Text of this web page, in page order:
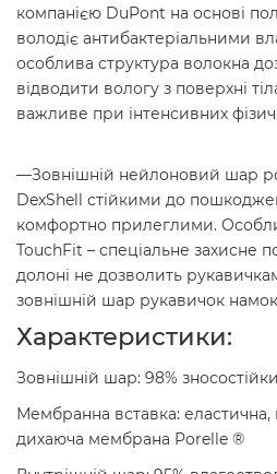
компанією DuPont на основі
володіє антибактеріальними
особлива структура волокна
відводити вологу з поверхні
важливе при інтенсивних
—Зовнішній нейлоновий шар
DexShell стійкими до
комфортно прилеглими.
TouchFit – спеціальне захисне
долоні не дозволить
зовнішній шар рукавичок
Характеристики:
Зовнішній шар: 98%
Мембранна вставка: еластична,
дихаюча мембрана Porelle ®